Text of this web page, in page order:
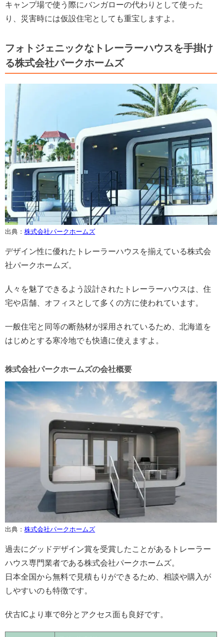
キャンプ場で使う際にバンガローの代わりとして使った
り、災害時には仮設住宅としても重宝しますよ。
フォトジェニックなトレーラーハウスを手掛け
る株式会社パークホームズ
出典： 株式会社パークホームズ
デザイン性に優れたトレーラーハウスを揃えている株式会
社パークホームズ。
人々を魅了できるよう設計されたトレーラーハウスは、住
宅や店舗、オフィスとして多くの方に使われています。
一般住宅と同等の断熱材が採用されているため、北海道を
はじめとする寒冷地でも快適に使えますよ。
株式会社パークホームズの会社概要
出典： 株式会社パークホームズ
過去にグッドデザイン賞を受賞したことがあるトレーラー
ハウス専門業者である株式会社パークホームズ。
日本全国から無料で見積もりができるため、相談や購入が
しやすいのも特徴です。
伏古ICより車で8分とアクセス面も良好です。